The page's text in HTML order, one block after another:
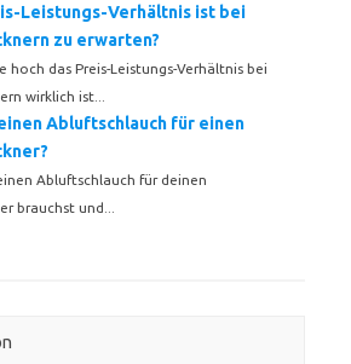
Leistungs-Verhältnis ist bei
zu erwarten?
hoch das Preis-Leistungs-Verhältnis bei
wirklich ist...
Abluftschlauch für einen
Abluftschlauch für deinen
brauchst und...